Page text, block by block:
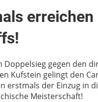
erreichen
Doppelsieg gegen den
Kufstein gelingt den
erstmals der Einzug in
Meisterschaft!